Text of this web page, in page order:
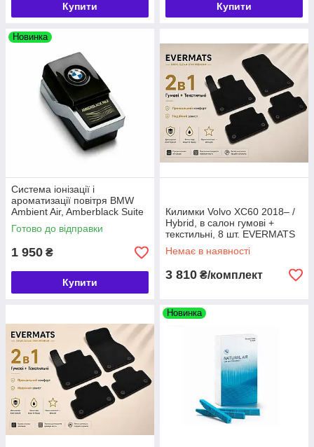
Купити Купити
Новинка
Система іонізації і
ароматизації повітря BMW
Ambient Air, Amberblack Suite
№2 (64112464928)
Готово до відправки
1 950 ₴
Купити
Килимки Volvo XC60 2018– /
Hybrid, в салон гумові +
текстильні, 8 шт. EVERMATS
Чехія (PT221745)
Немає в наявності
3 810 ₴/комплект
Новинка